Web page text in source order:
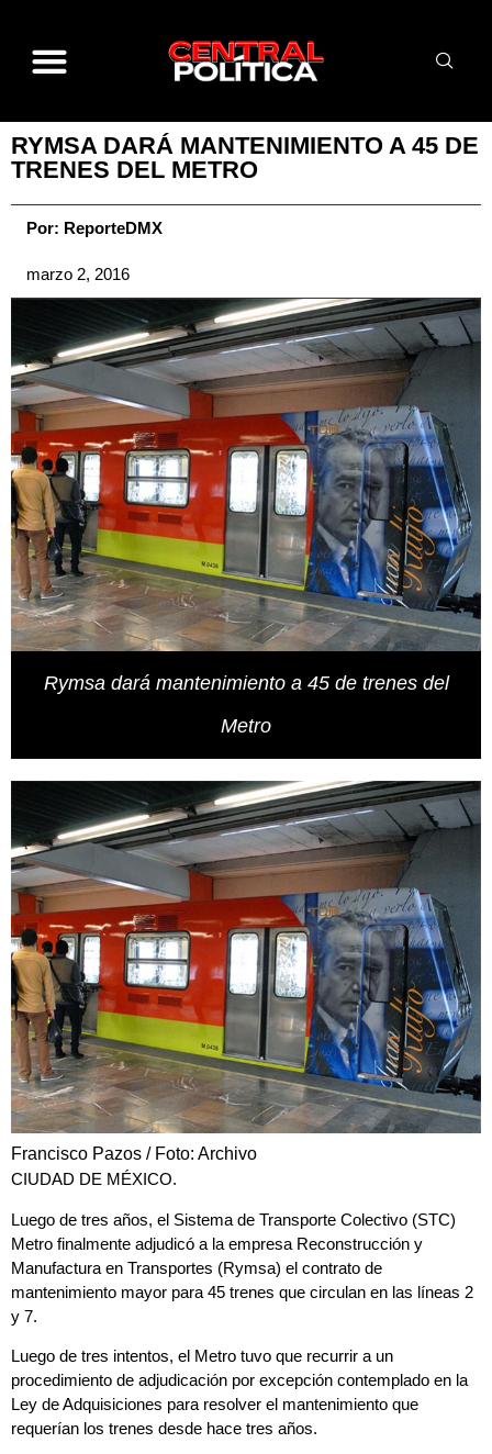
RYMSA DARÁ MANTENIMIENTO A 45 DE
TRENES DEL METRO
Por: ReporteDMX
marzo 2, 2016
Rymsa dará mantenimiento a 45 de trenes del
Metro
Francisco Pazos / Foto: Archivo
CIUDAD DE MÉXICO.
Luego de tres años, el Sistema de Transporte Colectivo (STC)
Metro finalmente adjudicó a la empresa Reconstrucción y
Manufactura en Transportes (Rymsa) el contrato de
mantenimiento mayor para 45 trenes que circulan en las líneas 2
y 7.
Luego de tres intentos, el Metro tuvo que recurrir a un
procedimiento de adjudicación por excepción contemplado en la
Ley de Adquisiciones para resolver el mantenimiento que
requerían los trenes desde hace tres años.